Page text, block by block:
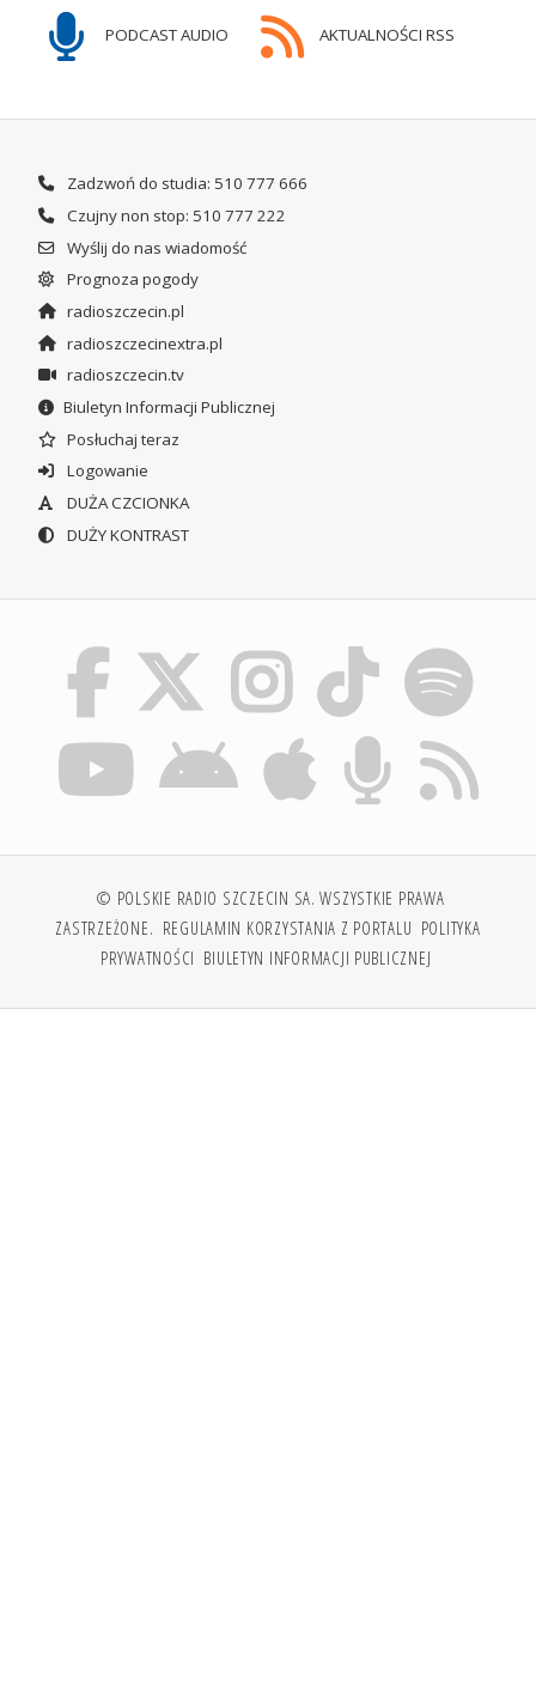
PODCAST AUDIO AKTUALNOŚCI RSS
Zadzwoń do studia: 510 777 666
Czujny non stop: 510 777 222
Wyślij do nas wiadomość
Prognoza pogody
radioszczecin.pl
radioszczecinextra.pl
radioszczecin.tv
Biuletyn Informacji Publicznej
Posłuchaj teraz
Logowanie
DUŻA CZCIONKA
DUŻY KONTRAST
© POLSKIE RADIO SZCZECIN SA. WSZYSTKIE PRAWA
ZASTRZEŻONE. REGULAMIN KORZYSTANIA Z PORTALU POLITYKA
PRYWATNOŚCI BIULETYN INFORMACJI PUBLICZNEJ